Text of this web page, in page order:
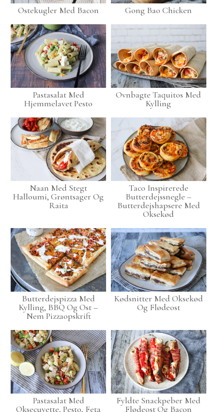
Ostekugler Med Bacon Gong Bao Chicken
Pastasalat Med
Hjemmelavet Pesto
Ovnbagte Taquitos Med
Kylling
Naan Med Stegt
Halloumi, Grøntsager Og
Raita
Taco Inspirerede
Butterdejssnegle –
Butterdejshapsere Med
Oksekød
Butterdejspizza Med
Kylling, BBQ Og Ost –
Nem Pizzaopskrift
Kødsnitter Med Oksekød
Og Flødeost
Pastasalat Med
Oksecuvette, Pesto, Feta
Fyldte Snackpeber Med
Flødeost Og Bacon